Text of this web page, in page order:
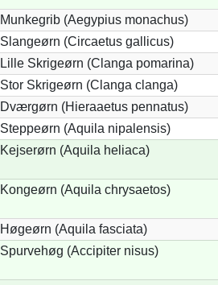
Munkegrib (Aegypius monachus)
Slangeørn (Circaetus gallicus)
Lille Skrigeørn (Clanga pomarina)
Stor Skrigeørn (Clanga clanga)
Dværgørn (Hieraaetus pennatus)
Steppeørn (Aquila nipalensis)
Kejserørn (Aquila heliaca)
Kongeørn (Aquila chrysaetos)
Høgeørn (Aquila fasciata)
Spurvehøg (Accipiter nisus)